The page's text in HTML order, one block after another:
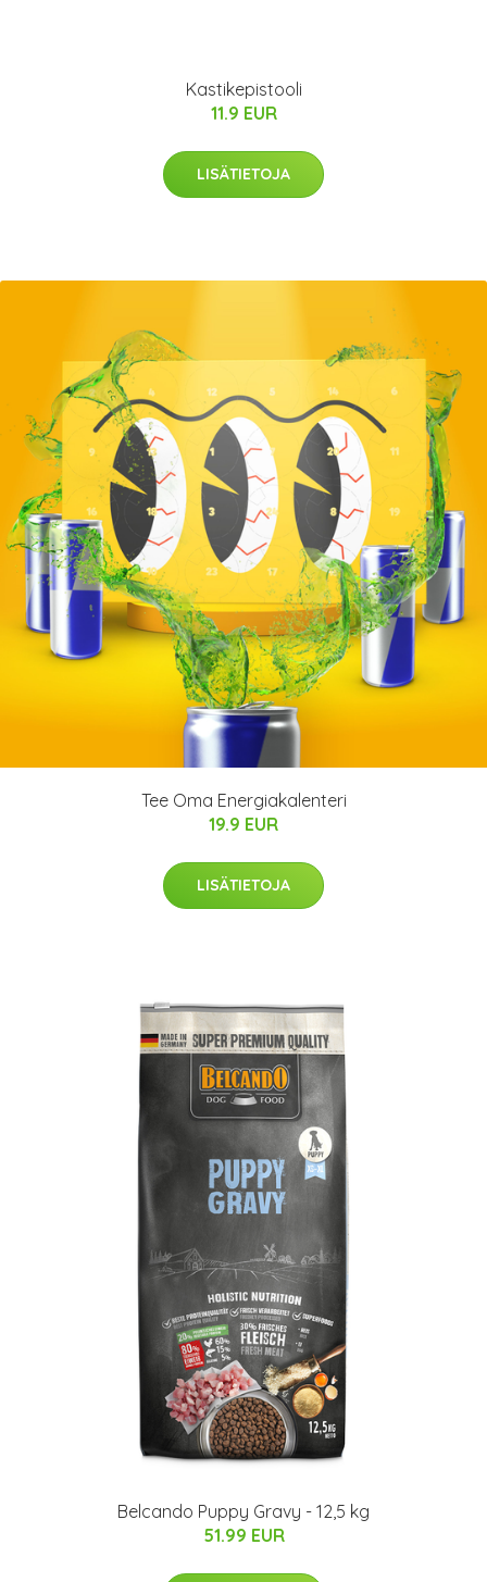
Kastikepistooli
11.9 EUR
LISÄTIETOJA
Tee Oma Energiakalenteri
19.9 EUR
LISÄTIETOJA
Belcando Puppy Gravy - 12,5 kg
51.99 EUR